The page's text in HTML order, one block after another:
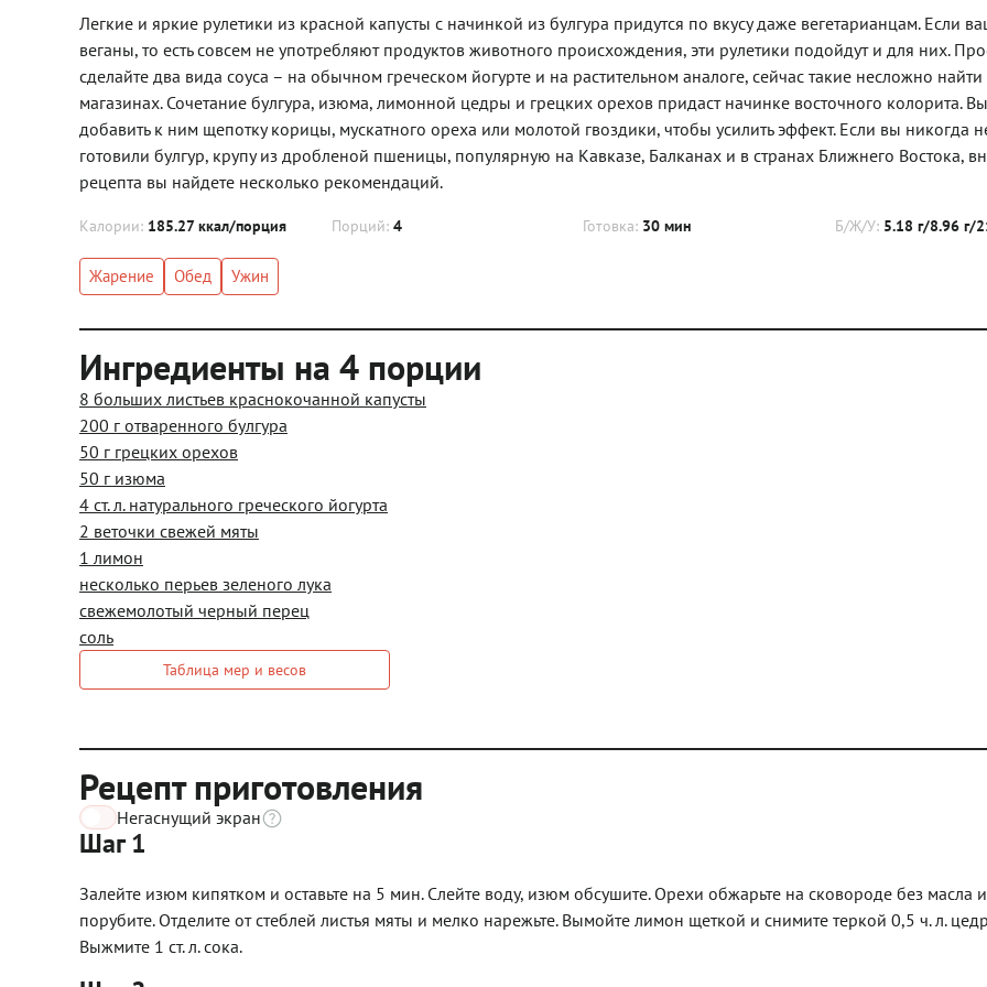
Легкие и яркие рулетики из красной капусты с начинкой из булгура придутся по вкусу даже вегетарианцам. Если
веганы, то есть совсем не употребляют продуктов животного происхождения, эти рулетики подойдут и для них.
сделайте два вида соуса – на обычном греческом йогурте и на растительном аналоге, сейчас такие несложно найти
магазинах. Сочетание булгура, изюма, лимонной цедры и грецких орехов придаст начинке восточного колорита.
добавить к ним щепотку корицы, мускатного ореха или молотой гвоздики, чтобы усилить эффект. Если вы никогда
готовили булгур, крупу из дробленой пшеницы, популярную на Кавказе, Балканах и в странах Ближнего Востока,
рецепта вы найдете несколько рекомендаций.
Калории: 185.27 ккал/порция Порций: 4 Готовка: 30 мин Б/Ж/У: 5.18 г/8.96 г/
Жарение Обед Ужин
Ингредиенты на 4 порции
8 больших листьев краснокочанной капусты
200 г отваренного булгура
50 г грецких орехов
50 г изюма
4 ст. л. натурального греческого йогурта
2 веточки свежей мяты
1 лимон
несколько перьев зеленого лука
свежемолотый черный перец
соль
Таблица мер и весов
Рецепт приготовления
Негаснущий экран
Шаг 1
Залейте изюм кипятком и оставьте на 5 мин. Слейте воду, изюм обсушите. Орехи обжарьте на сковороде без масла и
порубите. Отделите от стеблей листья мяты и мелко нарежьте. Вымойте лимон щеткой и снимите теркой 0,5 ч. л.
Выжмите 1 ст. л. сока.